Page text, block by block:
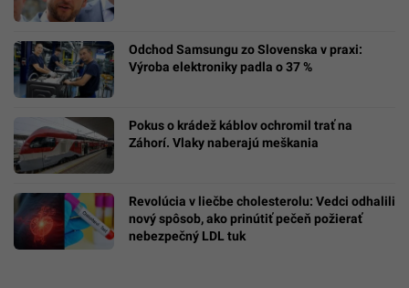
Odchod Samsungu zo Slovenska v praxi:
Výroba elektroniky padla o 37 %
Pokus o krádež káblov ochromil trať na
Záhorí. Vlaky naberajú meškania
Revolúcia v liečbe cholesterolu: Vedci odhalili
nový spôsob, ako prinútiť pečeň požierať
nebezpečný LDL tuk